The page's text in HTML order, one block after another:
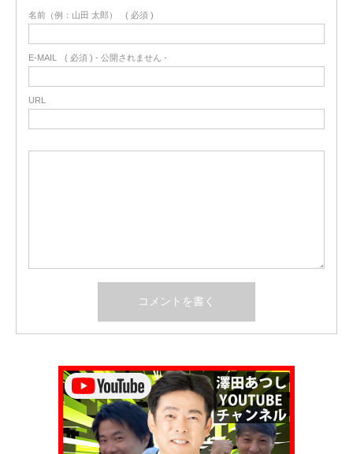
名前（例：山田 太郎） ( 必須 )
E-MAIL ( 必須 ) - 公開されません -
URL